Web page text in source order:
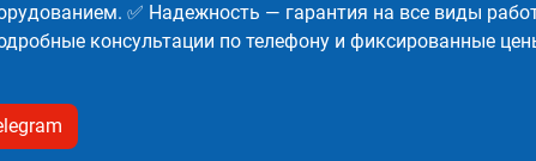
✅ Надежность — гарантия на все виды
консультации по телефону и фиксированные